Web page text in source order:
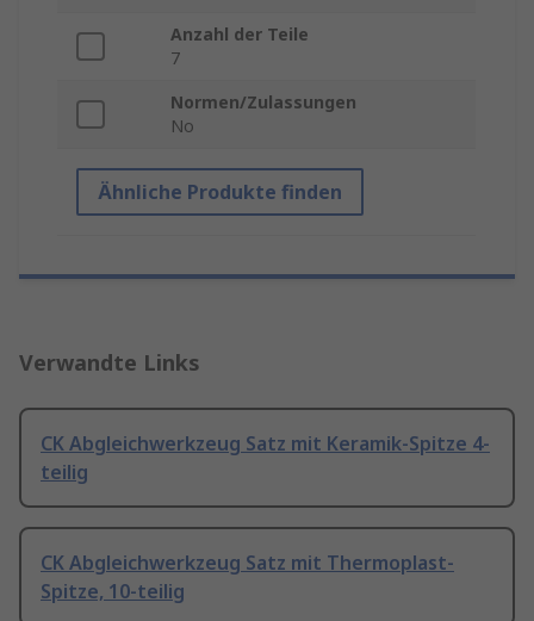
Anzahl der Teile
7
Normen/Zulassungen
No
Ähnliche Produkte finden
Verwandte Links
CK Abgleichwerkzeug Satz mit Keramik-Spitze 4-
teilig
CK Abgleichwerkzeug Satz mit Thermoplast-
Spitze, 10-teilig